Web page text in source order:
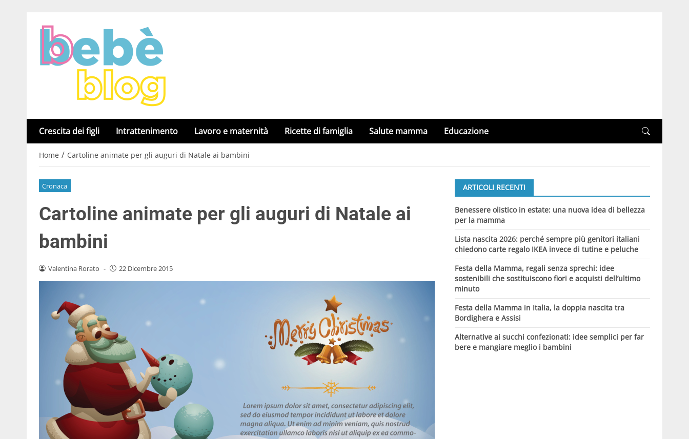
Crescita dei figli Intrattenimento Lavoro e maternità Ricette di famiglia Salute mamma Educazione
Home / Cartoline animate per gli auguri di Natale ai bambini
Cronaca
Cartoline animate per gli auguri di Natale ai
bambini
Valentina Rorato - 22 Dicembre 2015
ARTICOLI RECENTI
Benessere olistico in estate: una nuova idea di bellezza
per la mamma
Lista nascita 2026: perché sempre più genitori italiani
chiedono carte regalo IKEA invece di tutine e peluche
Festa della Mamma, regali senza sprechi: idee
sostenibili che sostituiscono fiori e acquisti dell’ultimo
minuto
Festa della Mamma in Italia, la doppia nascita tra
Bordighera e Assisi
Alternative ai succhi confezionati: idee semplici per far
bere e mangiare meglio i bambini